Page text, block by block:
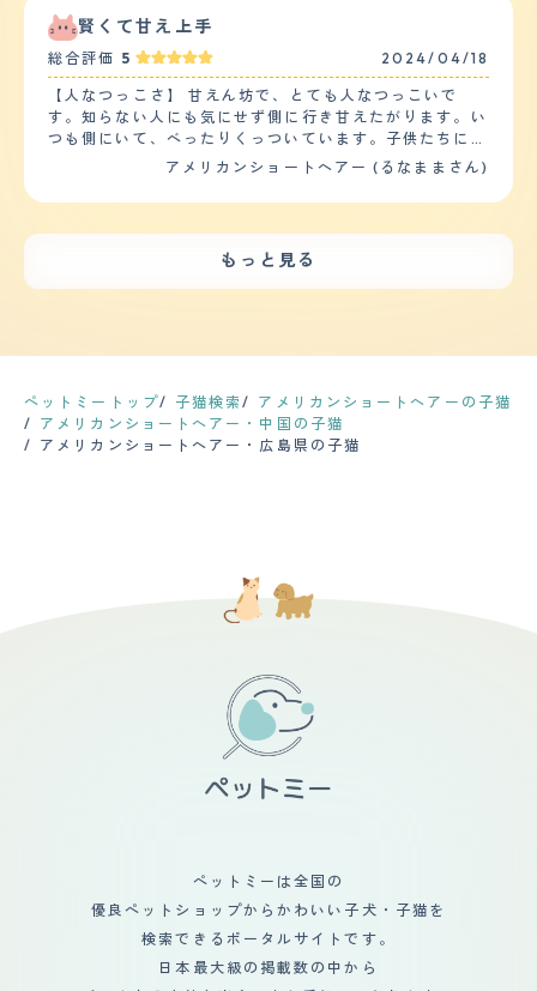
よ！」と教えてくれる。 目が合ったり、突然触れたりす
ると「んん～？」と鳴いて近づいてくる。 【総評】 甘え
ん坊なので、常に側に来てくれたり、トイレや寝室など、
どこに行くにも付いてきて「護衛」をしてくれるのがとて
も嬉しい。 冬は私の膝の上に来る事が多く、ゴロゴロ喉
を鳴らしながらヨダレを垂らし、全身で喜びを表現してく
れるので、更に可愛がりたくなる。 朝も毎日同じ時間
に、私の頬をペチペチ叩いて起こしに来てくれるので、規
りの大切さ」を学べるきっかけとなった。
つけはありませんが、爪だけできるだけ伸びすぎないよう
タイミングを見て切っています。 【お手入れ】 あまりブ
ラッシングがそれほど好きな性格ではありません。めちゃ
くちゃ嫌いというわけでもないので、近寄って嫌がらない
ときは軽くブラッシングをしてあげる程度です。アメショ
なのでそれほど毛も長くないので良い点だと思います。今
まで体調に問題があった事は一度もありません。せいぜ
い、便通だけ気をつけて様子をみて餌や水分を上げている
ず健康体そのものの猫ちゃんで助かっています。 【鳴き
近づいてきてお腹が空いてくるとミャーミャー鳴いて催促
してくるくらいですが、全くの不快感もないレベルです。
時間になり餌をやれば、今までのはなんだったのかという
です。しかし、逆にあまり慣れ慣れしく関わろうとすると
タベタし過ぎずお互いが干渉し過ぎず好きなことをやって
いるくらいが良いみたいです。私とすれば、もっと触った
り可愛がりたいのですがそれがだめなようです。ライトタ
外の生物とはまったく相性というものがないと思われま
す。 【落ち着き】 日中のほとんどを寝て過ごすのであま
り手がかかりません。しかし、朝起きた時と、遊ぶ時間、
トイレの前後に全速力で疾走し、鳴き声が大きくなりま
す。日に数度、何かを要求する時もまとわりついてきて諦
めることがありません。 【しつけやすさ】 猫なのでしつ
けらしいしつけは訓練した覚えがありません。トイレの場
所さえ自分で認識すれば、後は自分で勝手に用を足しま
は毎日３０分ほど必要です。 【お手入れ】 短毛種でさわ
り心地はさらさらしています。年に２度換毛期がやってく
り、今でもたまに頻尿を起こします。年に一度健康診断を
兼ねて、ワクチン接種に連れていきます。 【鳴き声】 ほ
ぼ１日寝て過ごすのであまり鳴きません。 通常の鳴き声
で人間のよう。寝ているだけで可愛い。 販売イベント
で、なんだかつまらなさそうにしていたのが印象的。 猫
を飼うのは初めてだったので、うまくいくか大いに心配し
軽に行けなくなったのは少し残念。 妻と二人暮らしだっ
たので、もしこの猫がいなかったら夫婦仲が今頃ヤバかっ
たのではないか（離婚）、とよく話します。
賢くて甘え上手
総合評価 5 2024/04/18
【人なつっこさ】 甘えん坊で、とても人なつっこいで
す。知らない人にも気にせず側に行き甘えたがります。い
つも側にいて、べったりくっついています。子供たちに
は、自分が年上と思っているのか、どちらかというと母親
り添っている感じで、子供から嫌なことをされてもむやみ
し一呼吸おいて物事をみている感じです。感情だけで動く
着いてきました。 【しつけやすさ】 しつけしやすいと思
思います。よく周りを見ていますし、相手を信頼すればそ
の人に忠実になる気がします。厳しく叱ったりするのでは
なく、淡々としつけをすることでスムーズに身に付きま
なので、水分が少なくならないように気をつけてあげた
り、ドライフードよりウェットフードにしたりして気を付
ということもありません。甘えるときに小さい声ですこし
連続して鳴き続けますが、それ以外ではめったにたくさん
鳴くことはありません。 【総評】 とても賢くて、家族の
ことをよく見ている猫だと思います。甘えん坊なのに、家
族のことをいちばんに助けてくれようとするところがとて
も可愛いです。出会いは、ペットショップですがらほんと
やらかしてくれて気が猫にいき、喧嘩が中断なんてよくあ
ります。喧嘩をすることも減った気がします。
アメリカンショートヘアー (るなままさん)
もっと見る
ペットミートップ 子猫検索
アメリカンショートヘアーの子猫
アメリカンショートヘアー・中国の子猫
アメリカンショートヘアー・広島県の子猫
ペットミーは全国の
優良ペットショップからかわいい子犬・子猫を
検索できるポータルサイトです。
日本最大級の掲載数の中から